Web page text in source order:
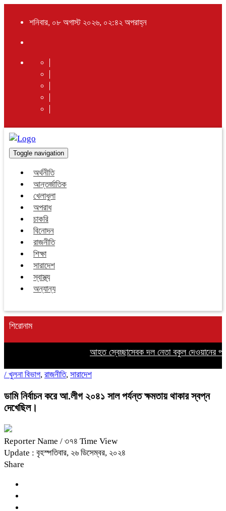
শনিবার, ০৮ অগাস্ট ২০২৬, ০২:৪২ অপরাহ্ন
Toggle navigation
অর্থনীতি
আন্তর্জাতিক
খেলাধুলা
অপরাধ
চাকরি
বিনোদন
রাজনীতি
শিক্ষা
সারাদেশ
স্বাস্থ্য
অন্যান্য
শিরোনাম
আহত স্বেচ্ছাসেবক দল নেতা বকুল দেওয়ানের
/ খুলনা বিভাগ, রাজনীতি, সারাদেশ
ডামি নির্বাচন করে আ.লীগ ২০৪১ সাল পর্যন্ত ক্ষমতায় থাকার স্বপ্ন
দেখেছিল।
Reporter Name / ৩৭৪ Time View
Update : বৃহস্পতিবার, ২৬ ডিসেম্বর, ২০২৪
Share